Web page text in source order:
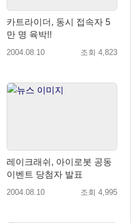
카트라이더, 동시 접속자 5
만 명 육박!!
2004.08.10 조회 4,823
레이크래쉬, 아이로봇 공동
이벤트 당첨자 발표
2004.08.10 조회 4,995